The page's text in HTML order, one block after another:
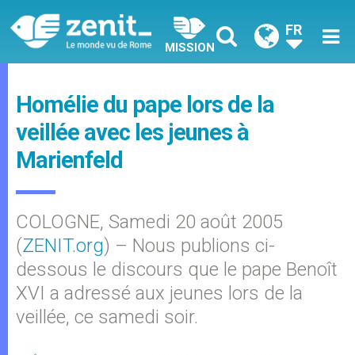
MISSION
FR
Homélie du pape lors de la
veillée avec les jeunes à
Marienfeld
COLOGNE, Samedi 20 août 2005
(ZENIT.org) – Nous publions ci-
dessous le discours que le pape Benoît
XVI a adressé aux jeunes lors de la
veillée, ce samedi soir.